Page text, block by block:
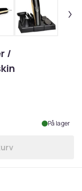
/
På lager
1 Hårklipper /